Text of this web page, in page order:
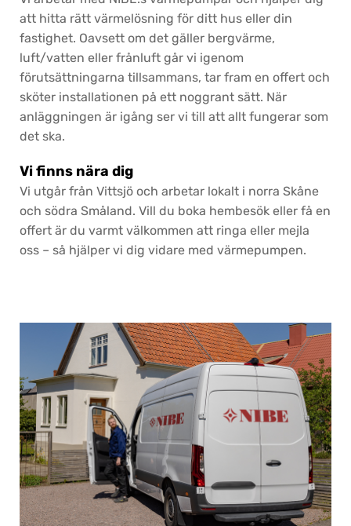
att hitta rätt värmelösning för ditt hus eller din
fastighet. Oavsett om det gäller bergvärme,
luft/vatten eller frånluft går vi igenom
förutsättningarna tillsammans, tar fram en offert och
sköter installationen på ett noggrant sätt. När
anläggningen är igång ser vi till att allt fungerar som
det ska.
Vi finns nära dig
Vi utgår från Vittsjö och arbetar lokalt i norra Skåne
och södra Småland. Vill du boka hembesök eller få en
offert är du varmt välkommen att ringa eller mejla
oss – så hjälper vi dig vidare med värmepumpen.